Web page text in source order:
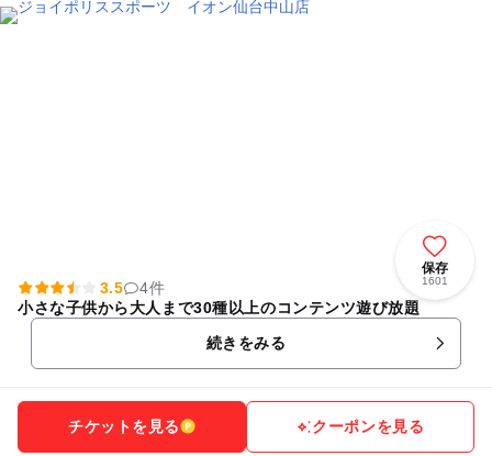
保存
1601
3.5
4件
小さな子供から大人まで30種以上のコンテンツ遊び放題
続きをみる
チケットを見る クーポンを見る